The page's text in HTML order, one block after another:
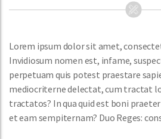
Lorem ipsum dolor sit amet,
Invidiosum nomen est, infame,
perpetuam quis potest praestare
mediocriterne delectat, cum tractat
tractatos? In qua quid est boni
et eam sempiternam? Duo Reges: